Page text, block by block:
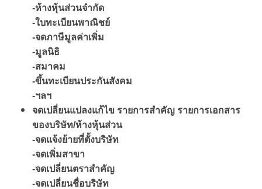
-ห้างหุ้นส่วนจำกัด
-ใบทะเบียนพาณิชย์
-จดภาษีมูลค่าเพิ่ม
-มูลนิธิ
-สมาคม
-ขึ้นทะเบียนประกันสังคม
-ฯลฯ
จดเปลี่ยนแปลงแก้ไข รายการสำคัญ รายการเอกสาร
ของบริษัท/ห้างหุ้นส่วน
-จดแจ้งย้ายที่ตั้งบริษัท
-จดเพิ่มสาขา
-จดเปลี่ยนตราสำคัญ
-จดเปลี่ยนชื่อบริษัท